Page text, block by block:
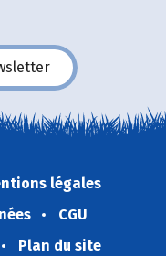
légales
CGU
Plan du site